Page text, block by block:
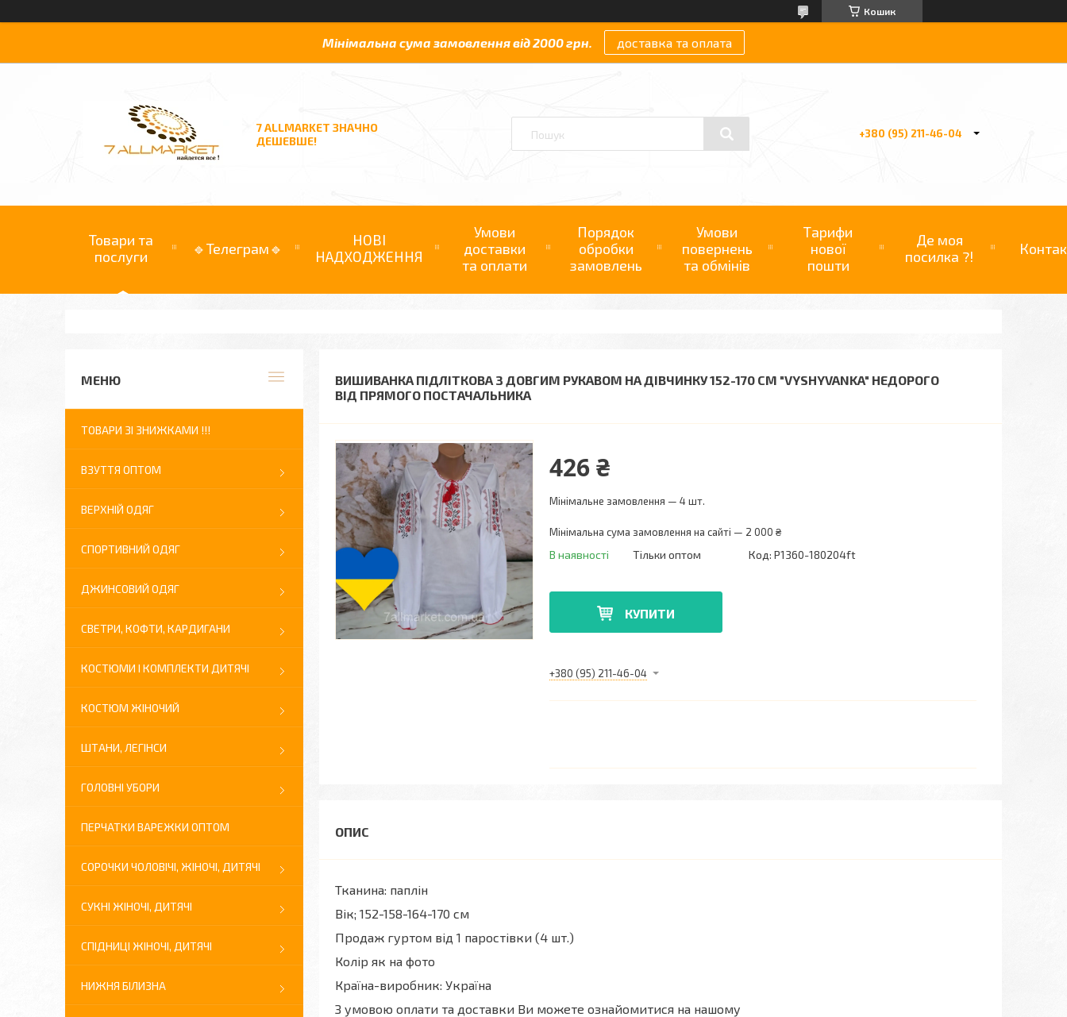
Кошик
Мінімальна сума замовлення від 2000 грн. доставка та оплата
7 ALLMARKET ЗНАЧНО
ДЕШЕВШЕ!
+380 (95) 211-46-04
Товари та
послуги
🔹Телеграм🔹
НОВІ
НАДХОДЖЕННЯ
Умови
доставки
та оплати
Порядок
обробки
замовлень
Умови
повернень
та обмінів
Тарифи
нової
пошти
Де моя
посилка ?!
ВИШИВАНКА ПІДЛІТКОВА З ДОВГИМ РУКАВОМ НА ДІВЧИНКУ 152-170 СМ "VYSHYVANKA" НЕДОРОГО
ВІД ПРЯМОГО ПОСТАЧАЛЬНИКА
426 ₴
Мінімальне замовлення — 4 шт.
Мінімальна сума замовлення на сайті — 2 000 ₴
В наявності Тільки оптом Код: P1360-180204ft
КУПИТИ
+380 (95) 211-46-04
Тканина: паплін
Вік; 152-158-164-170 см
Продаж гуртом від 1 паростівки (4 шт.)
Колір як на фото
Країна-виробник: Україна
З умовою оплати та доставки Ви можете ознайомитися на нашому
ТОВАРИ ЗІ ЗНИЖКАМИ !!!
ВЗУТТЯ ОПТОМ
ВЕРХНІЙ ОДЯГ
СПОРТИВНИЙ ОДЯГ
ДЖИНСОВИЙ ОДЯГ
СВЕТРИ, КОФТИ, КАРДИГАНИ
КОСТЮМИ І КОМПЛЕКТИ ДИТЯЧІ
КОСТЮМ ЖІНОЧИЙ
ШТАНИ, ЛЕГІНСИ
ГОЛОВНІ УБОРИ
ПЕРЧАТКИ ВАРЕЖКИ ОПТОМ
СОРОЧКИ ЧОЛОВІЧІ, ЖІНОЧІ, ДИТЯЧІ
СУКНІ ЖІНОЧІ, ДИТЯЧІ
СПІДНИЦІ ЖІНОЧІ, ДИТЯЧІ
НИЖНЯ БІЛИЗНА